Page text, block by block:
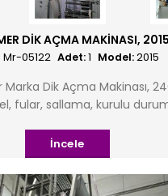
DIK AÇMA MAKINASI,
Adet:1 Model:2015
Mr-05122
Marka Dik Açma Makinası,
fular, sallama, kurulu
İncele